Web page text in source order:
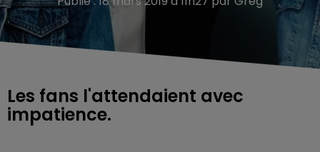
Les fans l'attendaient avec
impatience.